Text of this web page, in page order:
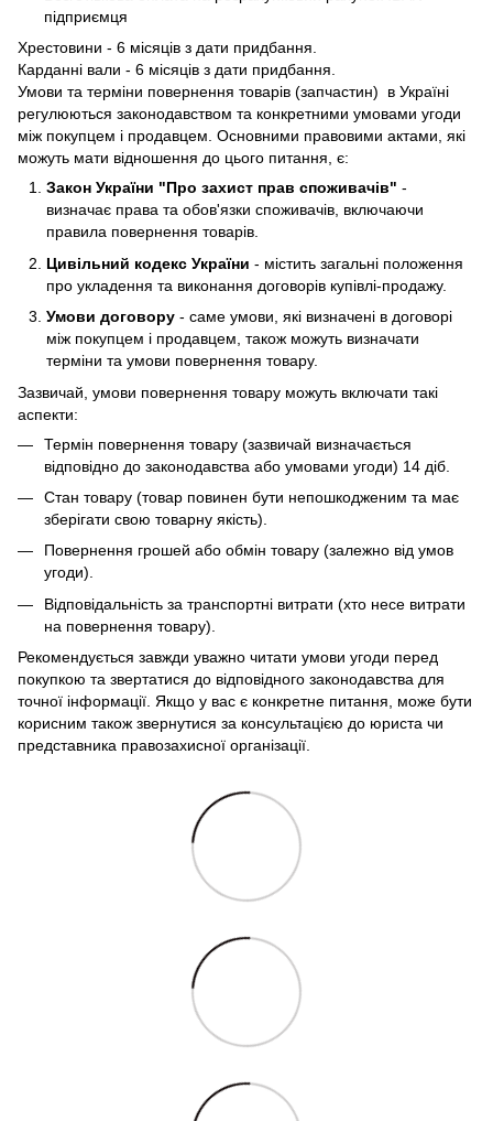
підприємця
Хрестовини - 6 місяців з дати придбання.
Карданні вали - 6 місяців з дати придбання.
Умови та терміни повернення товарів (запчастин) в Україні
регулюються законодавством та конкретними умовами угоди
між покупцем і продавцем. Основними правовими актами, які
можуть мати відношення до цього питання, є:
Закон України "Про захист прав споживачів" -
визначає права та обов'язки споживачів, включаючи
правила повернення товарів.
Цивільний кодекс України - містить загальні положення
про укладення та виконання договорів купівлі-продажу.
Умови договору - саме умови, які визначені в договорі
між покупцем і продавцем, також можуть визначати
терміни та умови повернення товару.
Зазвичай, умови повернення товару можуть включати такі
аспекти:
Термін повернення товару (зазвичай визначається
відповідно до законодавства або умовами угоди) 14 діб.
Стан товару (товар повинен бути непошкодженим та має
зберігати свою товарну якість).
Повернення грошей або обмін товару (залежно від умов
угоди).
Відповідальність за транспортні витрати (хто несе витрати
на повернення товару).
Рекомендується завжди уважно читати умови угоди перед
покупкою та звертатися до відповідного законодавства для
точної інформації. Якщо у вас є конкретне питання, може бути
корисним також звернутися за консультацією до юриста чи
представника правозахисної організації.